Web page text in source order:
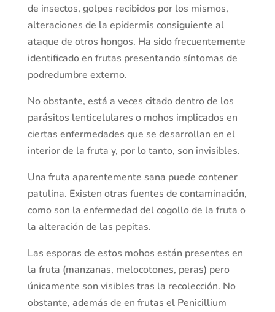
de insectos, golpes recibidos por los mismos,
alteraciones de la epidermis consiguiente al
ataque de otros hongos. Ha sido frecuentemente
identificado en frutas presentando síntomas de
podredumbre externo.
No obstante, está a veces citado dentro de los
parásitos lenticelulares o mohos implicados en
ciertas enfermedades que se desarrollan en el
interior de la fruta y, por lo tanto, son invisibles.
Una fruta aparentemente sana puede contener
patulina. Existen otras fuentes de contaminación,
como son la enfermedad del cogollo de la fruta o
la alteración de las pepitas.
Las esporas de estos mohos están presentes en
la fruta (manzanas, melocotones, peras) pero
únicamente son visibles tras la recolección. No
obstante, además de en frutas el Penicillium